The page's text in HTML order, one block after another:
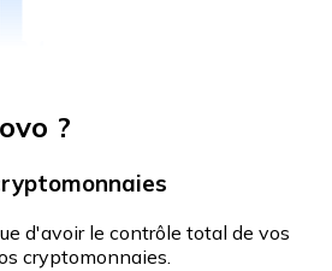
?
d'avoir le contrôle total de vos
cryptomonnaies.